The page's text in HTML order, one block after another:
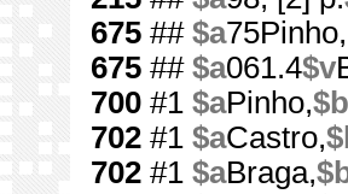
675## $a
675## $a061.4$v
700#1 $aPinho,$b
702#1 $aCastro,
702#1 $aBraga,